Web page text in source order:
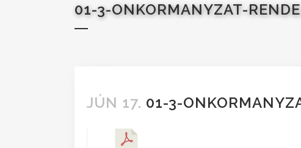
01-3-ONKORMANYZAT-
JÚN 17. 01-3-